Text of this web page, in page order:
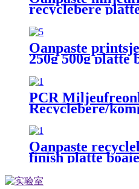
recyclebere
kofjetassen
ferpakkingskit
Oanpaste
250g 500g platte
kofjetassen foar
PCR
Recyclebere/
platte boaiem
Oanpaste
finish platte